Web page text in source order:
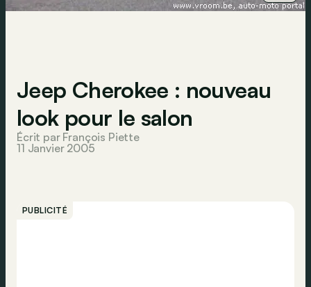
Jeep Cherokee : nouveau
look pour le salon
Écrit par François Piette
11 Janvier 2005
PUBLICITÉ